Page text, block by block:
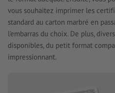
vous souhaitez imprimer les
standard au carton marbré en
l'embarras du choix. De plus,
disponibles, du petit format
impressionnant.